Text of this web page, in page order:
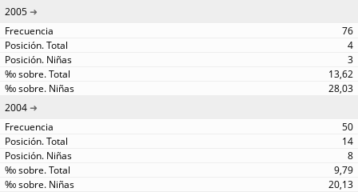
2005
76
4
3
13,62
28,03
2004
50
14
8
9,79
20,13